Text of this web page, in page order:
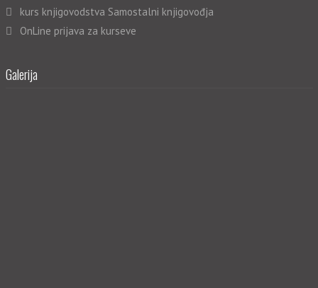
kurs knjigovodstva Samostalni knjigovođja
OnLine prijava za kurseve
Galerija